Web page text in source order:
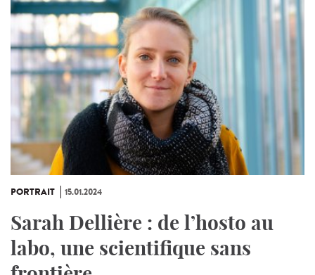
PORTRAIT 15.01.2024
Sarah Dellière : de l’hosto au
labo, une scientifique sans